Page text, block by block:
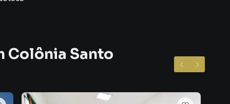
organizado e acolhedor 🌳✨
Colônia Santo